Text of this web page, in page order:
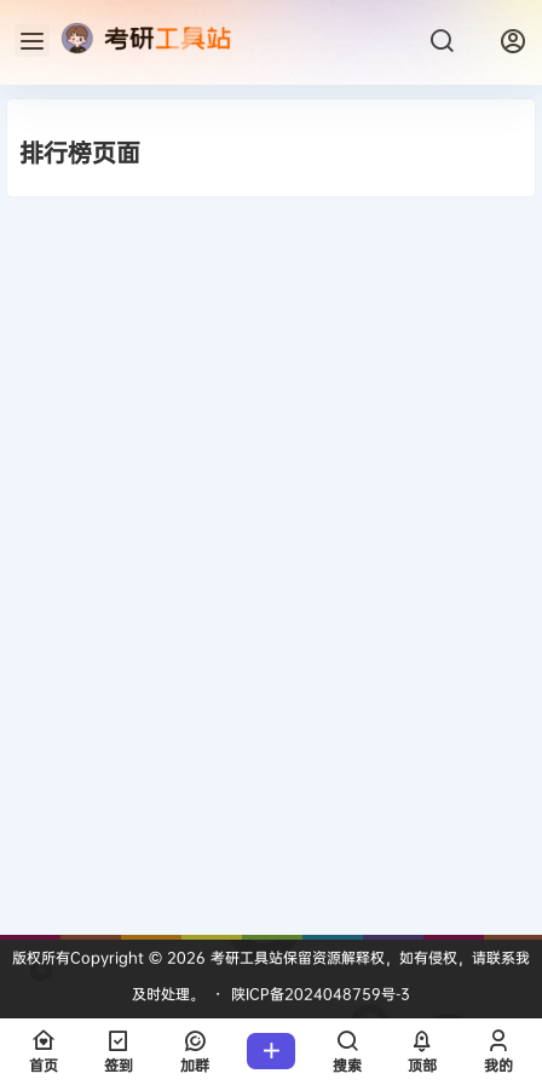
排行榜页面
版权所有Copyright © 2026 考研工具站保留资源解释权，如有侵权，请联系我
及时处理。
・
陕ICP备2024048759号-3
查询 6 次，耗时 0.1086 秒
首页
签到 加群 搜索 顶部 我的